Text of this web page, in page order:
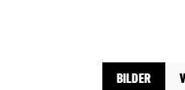
BILDER